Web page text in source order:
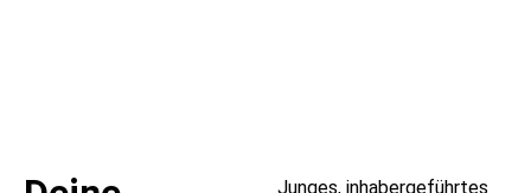
Junges, inhabergeführtes